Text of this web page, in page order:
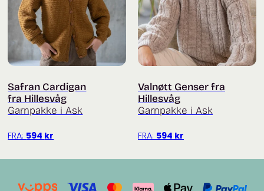
Safran Cardigan
fra Hillesvåg
Garnpakke i Ask
FRA: 594 kr
Valnøtt Genser fra
Hillesvåg
Garnpakke i Ask
FRA: 594 kr